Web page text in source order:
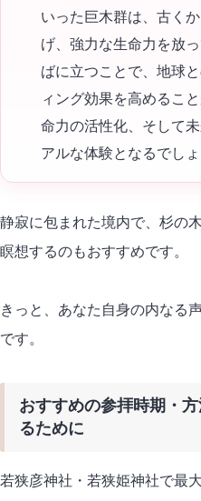
いった巨木群は、古く
げ、強力な生命力を放
ばに立つことで、地球
ィング効果を高めるこ
命力の活性化、そして
アルな体験となるでしょ
静寂に包まれた境内で、杉の
瞑想するのもおすすめです。
きっと、あなた自身の内なる
です。
おすすめの参拝時期・
るために
若狭彦神社・若狭姫神社で最